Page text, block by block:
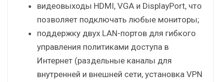
видеовыходы HDMI, VGA и DisplayPort, что
позволяет подключать любые мониторы;
поддержку двух LAN-портов для гибкого
управления политиками доступа в
Интернет (раздельные каналы для
внутренней и внешней сети, установка VPN